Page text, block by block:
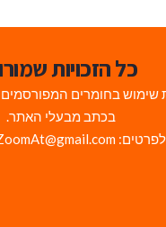
כל הזכויות
שימוש בחומרים
בכתב מבעלי האתר.
לפרטים: Avihai.ZoomAt@gmail.com